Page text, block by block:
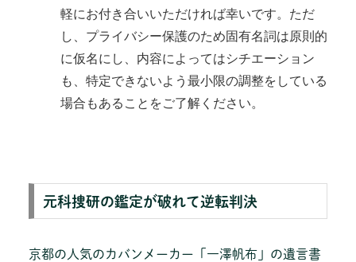
軽にお付き合いいただければ幸いです。ただ
し、プライバシー保護のため固有名詞は原則的
に仮名にし、内容によってはシチエーション
も、特定できないよう最小限の調整をしている
場合もあることをご了解ください。
元科捜研の鑑定が破れて逆転判決
京都の人気のカバンメーカー「一澤帆布」の遺言書